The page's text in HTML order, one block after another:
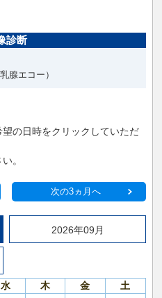
診断
腺エコー）
の日時をクリックしていただ
。
次の3ヵ月へ
2026年09月
水 木 金 土